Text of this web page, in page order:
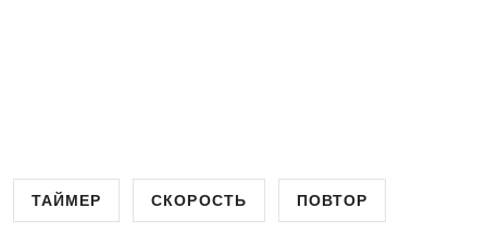
ТАЙМЕР СКОРОСТЬ ПОВТОР